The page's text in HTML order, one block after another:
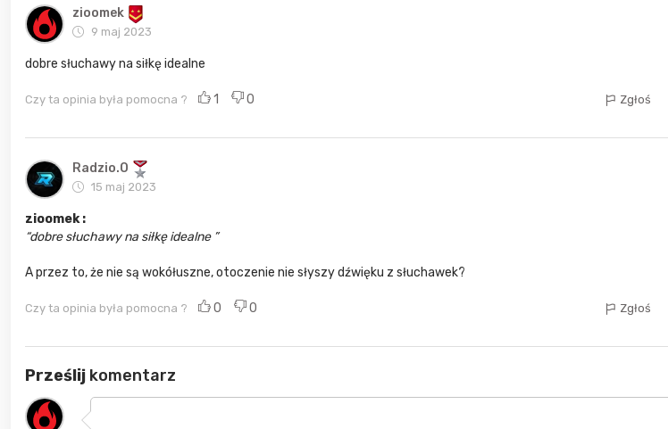
zioomek
9 maj 2023
dobre słuchawy na siłkę idealne
Czy ta opinia była pomocna ? 1 0 Zgłoś
Radzio.O
15 maj 2023
zioomek :
dobre słuchawy na siłkę idealne
A przez to, że nie są wokółuszne, otoczenie nie słyszy dźwięku z słuchawek?
Czy ta opinia była pomocna ? 0 0 Zgłoś
Prześlij komentarz